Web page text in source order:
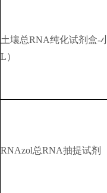
土壤总RNA纯化试剂盒-
L）
RNAzol总RNA抽提试剂